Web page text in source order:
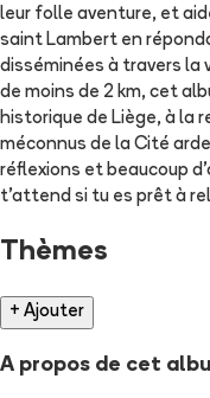
leur folle aventure, et
saint Lambert en
disséminées à travers la
de moins de 2 km, cet
historique de Liège, à la
méconnus de la Cité
réflexions et beaucoup
t'attend si tu es prêt à
Thèmes
+ Ajouter
A propos de cet